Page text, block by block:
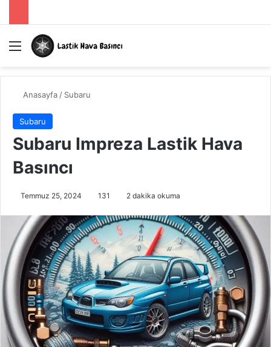
Menü
Anasayfa / Subaru
Subaru
Subaru Impreza Lastik Hava
Basıncı
Temmuz 25, 2024 131 2 dakika okuma